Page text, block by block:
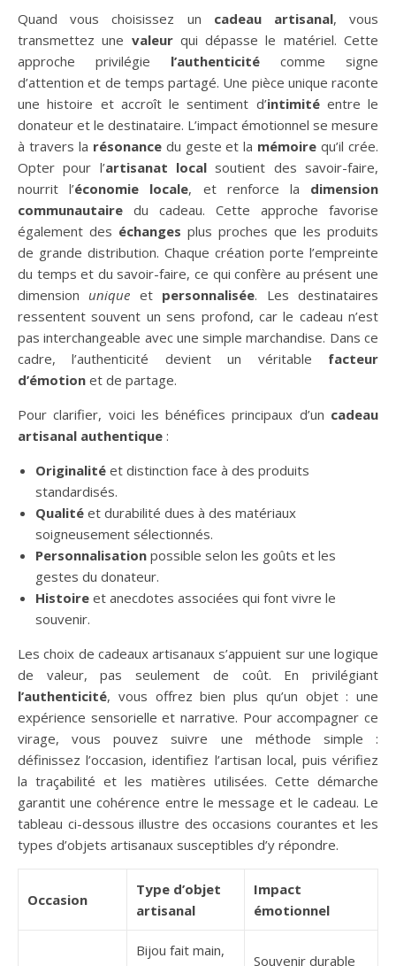
Quand vous choisissez un cadeau artisanal, vous
transmettez une valeurqui dépasse le matériel. Cette
approche privilégie l’authenticité comme signe
d’attention et de temps partagé. Une pièce unique raconte
une histoire et accroît le sentiment d’intimitéentre le
donateur et le destinataire. L’impact émotionnel se mesure
à travers la résonancedu geste et la mémoire qu’il crée.
Opter pour l’artisanat local soutient des savoir-faire,
nourrit l’économie locale, et renforce la dimension
communautaire du cadeau. Cette approche favorise
également des échanges plus proches que les produits
de grande distribution. Chaque création porte l’empreinte
du temps et du savoir-faire, ce qui confère au présent une
dimension unique et personnalisée. Les destinataires
ressentent souvent un sens profond, car le cadeau n’est
pas interchangeable avec une simple marchandise. Dans ce
cadre, l’authenticité devient un véritable facteur
d’émotion et de partage.
Pour clarifier, voici les bénéfices principaux d’un cadeau
artisanal authentique :
Originalité et distinction face à des produits
standardisés.
Qualité et durabilité dues à des matériaux
soigneusement sélectionnés.
Personnalisation possible selon les goûts et les
gestes du donateur.
Histoire et anecdotes associées qui font vivre le
souvenir.
Les choix de cadeaux artisanaux s’appuient sur une logique
de valeur, pas seulement de coût. En privilégiant
l’authenticité, vous offrez bien plus qu’un objet : une
expérience sensorielle et narrative. Pour accompagner ce
virage, vous pouvez suivre une méthode simple :
définissez l’occasion, identifiez l’artisan local, puis vérifiez
la traçabilité et les matières utilisées. Cette démarche
garantit une cohérence entre le message et le cadeau. Le
tableau ci-dessous illustre des occasions courantes et les
types d’objets artisanaux susceptibles d’y répondre.
Occasion
Type d’objet
artisanal
Impact
émotionnel
Bijou fait main,
Souvenir durable